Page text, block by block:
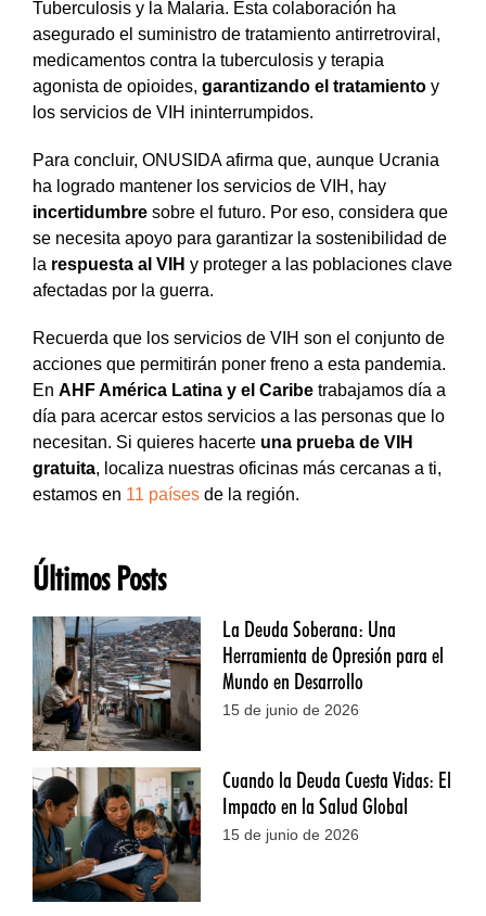
Tuberculosis y la Malaria. Esta colaboración ha
asegurado el suministro de tratamiento antirretroviral,
medicamentos contra la tuberculosis y terapia
agonista de opioides, garantizando el tratamiento y
los servicios de VIH ininterrumpidos.
Para concluir, ONUSIDA afirma que, aunque Ucrania
ha logrado mantener los servicios de VIH, hay
incertidumbre sobre el futuro. Por eso, considera que
se necesita apoyo para garantizar la sostenibilidad de
la respuesta al VIH y proteger a las poblaciones clave
afectadas por la guerra.
Recuerda que los servicios de VIH son el conjunto de
acciones que permitirán poner freno a esta pandemia.
En AHF América Latina y el Caribe trabajamos día a
día para acercar estos servicios a las personas que lo
necesitan. Si quieres hacerte una prueba de VIH
gratuita, localiza nuestras oficinas más cercanas a ti,
estamos en 11 países de la región.
Últimos Posts
La Deuda Soberana: Una
Herramienta de Opresión para el
Mundo en Desarrollo
15 de junio de 2026
Cuando la Deuda Cuesta Vidas: El
Impacto en la Salud Global
15 de junio de 2026